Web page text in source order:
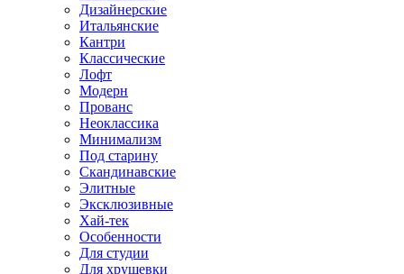
Дизайнерские
Итальянские
Кантри
Классические
Лофт
Модерн
Прованс
Неоклассика
Минимализм
Под старину
Скандинавские
Элитные
Эксклюзивные
Хай-тек
Особенности
Для студии
Для хрущевки